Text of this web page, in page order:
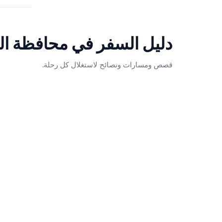
دليل السفر في محافظة
قصص ومسارات ونصائح لاستغلال كل رحلة.